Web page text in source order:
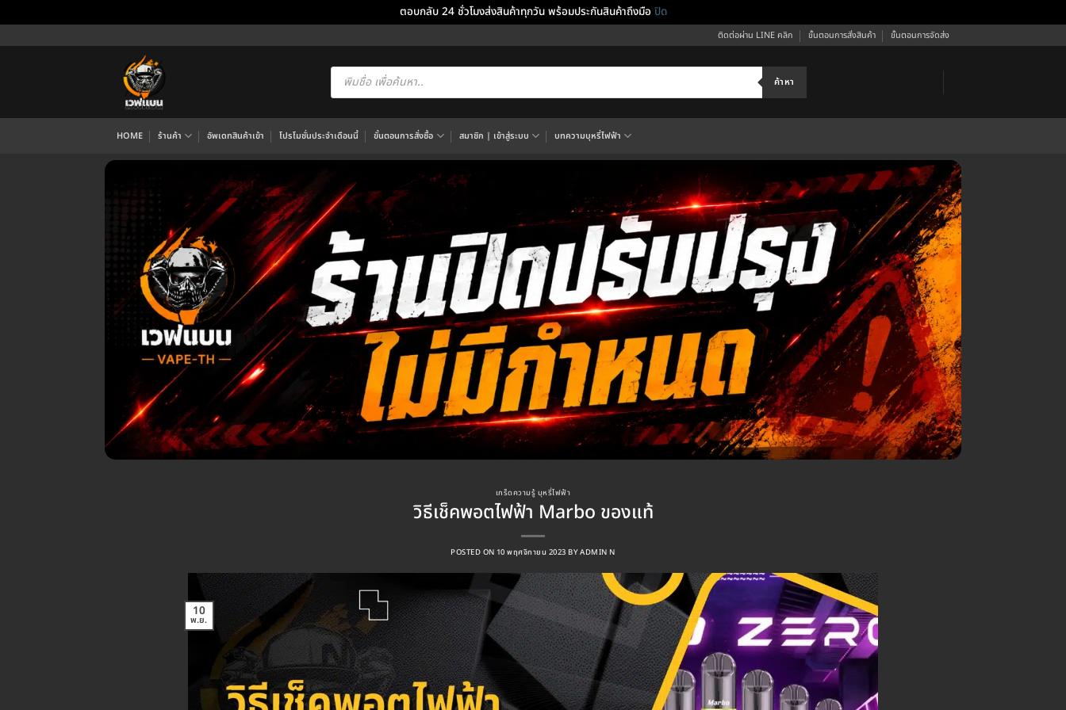
ตอบกลับ 24 ชั่วโมงส่งสินค้าทุกวัน พร้อมประกันสินค้าถึงมือ ปิด
ไป
ติดต่อผ่าน LINE คลิก ขั้นตอนการสั่งสินค้า ขั้นตอนการจัดส่ง
Products
search ค้าหา
HOME ร้านค้า อัพเดทสินค้าเข้า โปรโมชั่นประจำเดือนนี้ ขั้นตอนการสั่งซื้อ สมาชิก | เข้าสู่ระบบ บทความบุหรี่ไฟฟ้า
เกร็ดความรู้ บุหรี่ไฟฟ้า
วิธีเช็คพอตไฟฟ้า Marbo ของแท้
POSTED ON 10 พฤศจิกายน 2023 BYADMIN N
10
พ.ย.